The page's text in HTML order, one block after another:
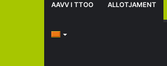
AAVV I TTOO ALLOTJAMENT